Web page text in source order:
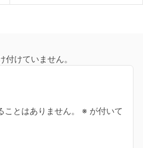
付けていません。
とはありません。 ※ が付いて